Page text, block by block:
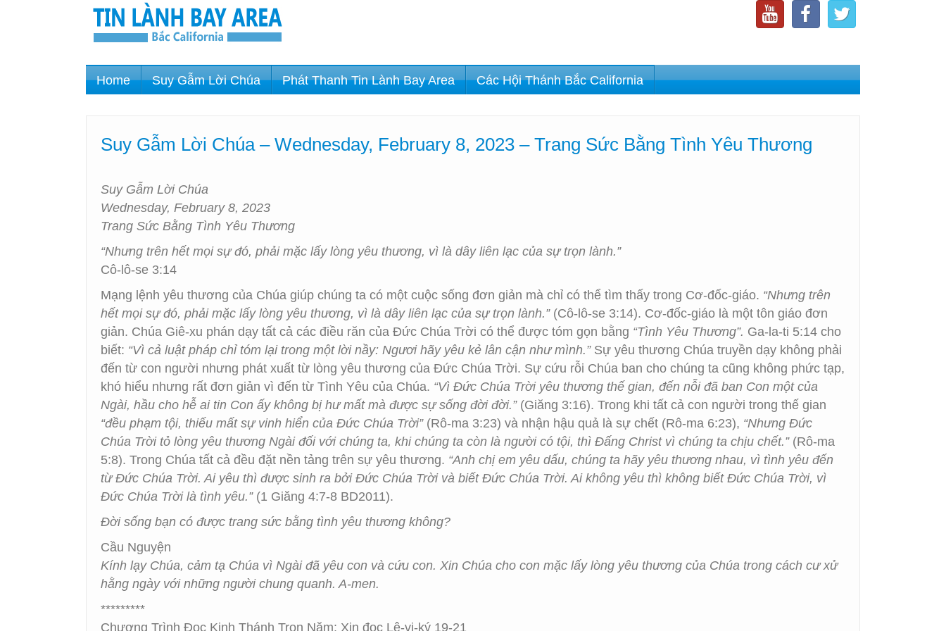
Home Suy Gẫm Lời Chúa Phát Thanh Tin Lành Bay Area Các Hội Thánh Bắc California
Suy Gẫm Lời Chúa – Wednesday, February 8, 2023 – Trang Sức Bằng Tình Yêu Thương
Suy Gẫm Lời Chúa
Wednesday, February 8, 2023
Trang Sức Bằng Tình Yêu Thương
“Nhưng trên hết mọi sự đó, phải mặc lấy lòng yêu thương, vì là dây liên lạc của sự trọn lành.”
Cô-lô-se 3:14
Mạng lệnh yêu thương của Chúa giúp chúng ta có một cuộc sống đơn giản mà chỉ có thể tìm thấy trong Cơ-đốc-giáo. “Nhưng trên
hết mọi sự đó, phải mặc lấy lòng yêu thương, vì là dây liên lạc của sự trọn lành.”(Cô-lô-se 3:14). Cơ-đốc-giáo là một tôn giáo đơn
giản. Chúa Giê-xu phán dạy tất cả các điều răn của Đức Chúa Trời có thể được tóm gọn bằng “Tình Yêu Thương”. Ga-la-ti 5:14 cho
biết: “Vì cả luật pháp chỉ tóm lại trong một lời nầy: Ngươi hãy yêu kẻ lân cận như mình.”Sự yêu thương Chúa truyền dạy không phải
đến từ con người nhưng phát xuất từ lòng yêu thương của Đức Chúa Trời. Sự cứu rỗi Chúa ban cho chúng ta cũng không phức tạp,
khó hiểu nhưng rất đơn giản vì đến từ Tình Yêu của Chúa. “Vì Đức Chúa Trời yêu thương thế gian, đến nỗi đã ban Con một của
Ngài, hầu cho hễ ai tin Con ấy không bị hư mất mà được sự sống đời đời.”(Giăng 3:16). Trong khi tất cả con người trong thế gian
“đều phạm tội, thiếu mất sự vinh hiển của Đức Chúa Trời”(Rô-ma 3:23) và nhận hậu quả là sự chết (Rô-ma 6:23), “Nhưng Đức
Chúa Trời tỏ lòng yêu thương Ngài đối với chúng ta, khi chúng ta còn là người có tội, thì Đấng Christ vì chúng ta chịu chết.”(Rô-ma
5:8). Trong Chúa tất cả đều đặt nền tảng trên sự yêu thương. “Anh chị em yêu dấu, chúng ta hãy yêu thương nhau, vì tình yêu đến
từ Ðức Chúa Trời. Ai yêu thì được sinh ra bởi Ðức Chúa Trời và biết Ðức Chúa Trời. Ai không yêu thì không biết Ðức Chúa Trời, vì
Ðức Chúa Trời là tình yêu.”(1 Giăng 4:7-8 BD2011).
Đời sống bạn có được trang sức bằng tình yêu thương không?
Cầu Nguyện
Kính lạy Chúa, cảm tạ Chúa vì Ngài đã yêu con và cứu con. Xin Chúa cho con mặc lấy lòng yêu thương của Chúa trong cách cư xử
hằng ngày với những người chung quanh. A-men.
*********
Chương Trình Đọc Kinh Thánh Trọn Năm: Xin đọc Lê-vi-ký 19-21